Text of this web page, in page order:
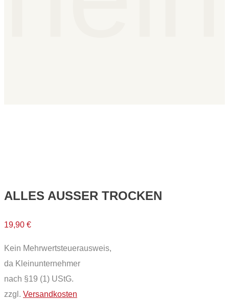
ALLES AUSSER TROCKEN
19,90 €
Kein Mehrwertsteuerausweis,
da Kleinunternehmer
nach §19 (1) UStG.
zzgl. Versandkosten